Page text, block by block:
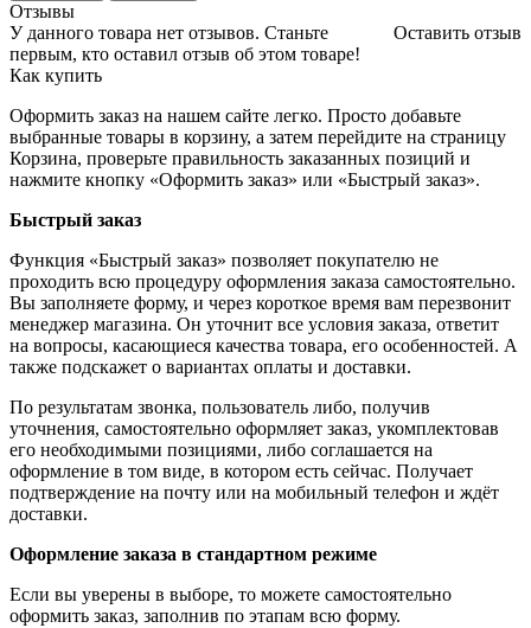
Отзывы
Оставить отзыв
У данного товара нет отзывов. Станьте
первым, кто оставил отзыв об этом товаре!
Как купить
Оформить заказ на нашем сайте легко. Просто добавьте
выбранные товары в корзину, а затем перейдите на страницу
Корзина, проверьте правильность заказанных позиций и
нажмите кнопку «Оформить заказ» или «Быстрый заказ».
Быстрый заказ
Функция «Быстрый заказ» позволяет покупателю не
проходить всю процедуру оформления заказа самостоятельно.
Вы заполняете форму, и через короткое время вам перезвонит
менеджер магазина. Он уточнит все условия заказа, ответит
на вопросы, касающиеся качества товара, его особенностей. А
также подскажет о вариантах оплаты и доставки.
По результатам звонка, пользователь либо, получив
уточнения, самостоятельно оформляет заказ, укомплектовав
его необходимыми позициями, либо соглашается на
оформление в том виде, в котором есть сейчас. Получает
подтверждение на почту или на мобильный телефон и ждёт
доставки.
Оформление заказа в стандартном режиме
Если вы уверены в выборе, то можете самостоятельно
оформить заказ, заполнив по этапам всю форму.